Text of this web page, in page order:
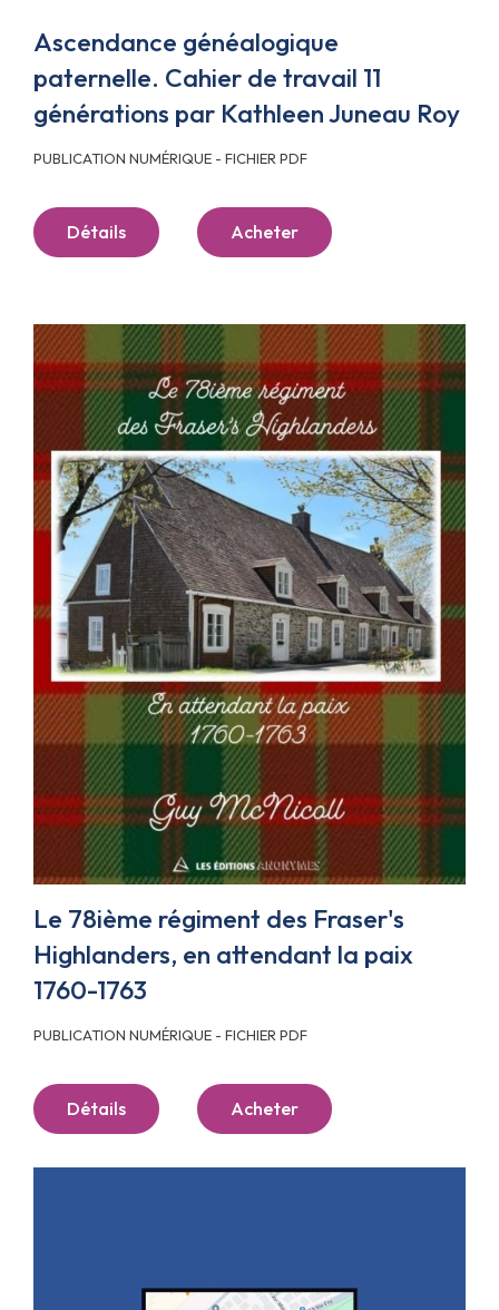
Ascendance généalogique
paternelle. Cahier de travail 11
générations par Kathleen Juneau Roy
PUBLICATION NUMÉRIQUE - FICHIER PDF
Détails Acheter
Le 78ième régiment des Fraser's
Highlanders, en attendant la paix
1760-1763
PUBLICATION NUMÉRIQUE - FICHIER PDF
Détails Acheter